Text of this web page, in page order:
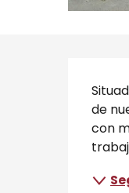
de
con